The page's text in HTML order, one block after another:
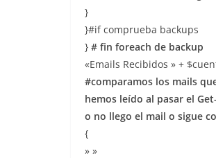
}
}#if comprueba backups
} # fin foreach de backup
«Emails Recibidos » +
#comparamos los mails
hemos leído al pasar el
o no llego el mail o sigue
{
» »